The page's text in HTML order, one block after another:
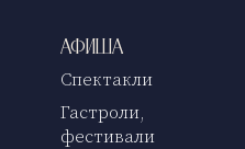
Афиша
Спектакли
Гастроли,
фестивали